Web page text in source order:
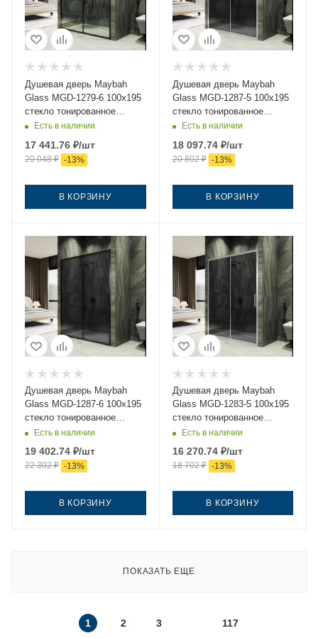
Душевая дверь Maybah
Glass MGD-1279-6 100х195
стекло тонированное
профиль черный
Есть в наличии
17 441.76 ₽/шт
20 048₽ -13%
В КОРЗИНУ
Душевая дверь Maybah
Glass MGD-1287-5 100х195
стекло тонированное
профиль хром
Есть в наличии
18 097.74₽/шт
20 802₽ -13%
В КОРЗИНУ
Душевая дверь Maybah
Glass MGD-1287-6 100х195
стекло тонированное
профиль черный
Есть в наличии
19 402.74 ₽/шт
22 302₽ -13%
В КОРЗИНУ
Душевая дверь Maybah
Glass MGD-1283-5 100х195
стекло тонированное
профиль хром
Есть в наличии
16 270.74₽/шт
18 702₽ -13%
В КОРЗИНУ
ПОКАЗАТЬ ЕЩЕ
1 2 3 117